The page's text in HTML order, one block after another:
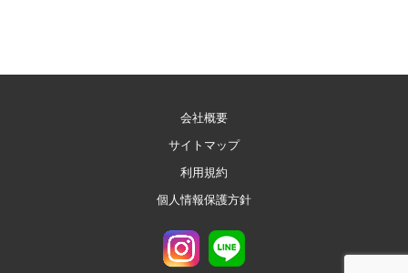
会社概要
サイトマップ
利用規約
個人情報保護方針